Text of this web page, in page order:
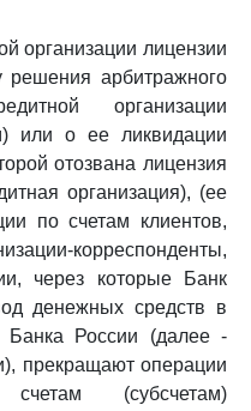
организации лицензии
арбитражного
организации
или о ее ликвидации
отозвана лицензия
организация), (ее
по счетам клиентов,
корреспонденты,
через которые Банк
денежных средств в
Банка России (далее -
прекращают операции
(субсчетам)